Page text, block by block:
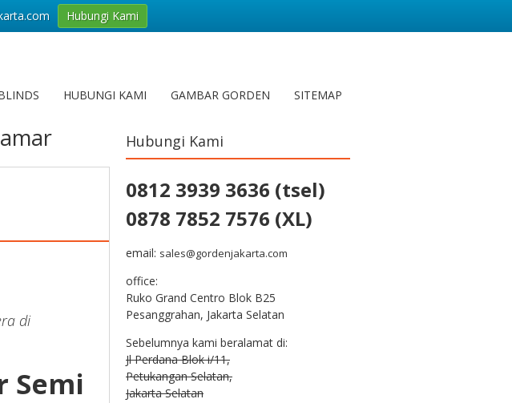
HUBUNGI KAMI GAMBAR GORDEN SITEMAP
di
Semi
Hubungi Kami
0812 3939 3636 (tsel)
0878 7852 7576 (XL)
email: sales@gordenjakarta.com
office:
Ruko Grand Centro Blok B25
Pesanggrahan, Jakarta Selatan
Sebelumnya kami beralamat di:
Jl Perdana Blok i/11,
Petukangan Selatan,
Jakarta Selatan
Hubungi Kami